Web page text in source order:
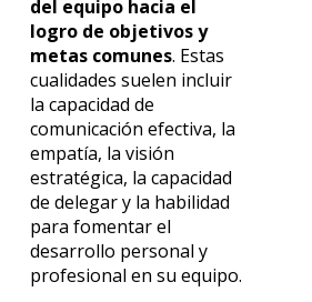
del equipo hacia el
logro de objetivos y
metas comunes. Estas
cualidades suelen incluir
la capacidad de
comunicación efectiva, la
empatía, la visión
estratégica, la capacidad
de delegar y la habilidad
para fomentar el
desarrollo personal y
profesional en su equipo.